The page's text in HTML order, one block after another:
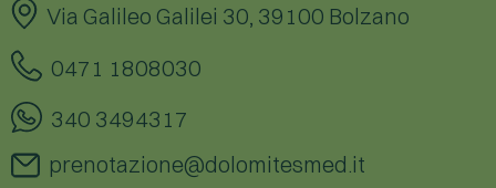
Via Galileo Galilei 30, 39100 Bolzano
0471 1808030
340 3494317
prenotazione@dolomitesmed.it